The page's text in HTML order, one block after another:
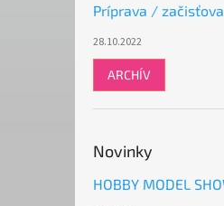
Príprava /
28.10.2022
ARCHÍV
Novinky
HOBBY MODEL